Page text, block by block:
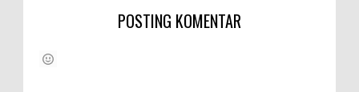
POSTING KOMENTAR